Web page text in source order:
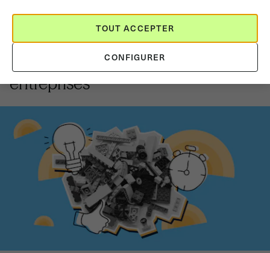
Microlearning : une formation
rapide et efficace pour les
entreprises
CONFIGURER
TOUT ACCEPTER